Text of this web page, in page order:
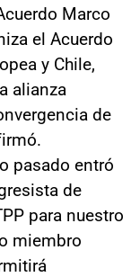
Marco
el Acuerdo
y Chile,
alianza
de
pasado entró
de
para nuestro
miembro